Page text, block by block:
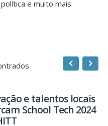
e muito mais
e talentos locais
School Tech 2024